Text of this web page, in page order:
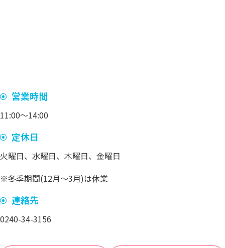
営業時間
11:00～14:00
定休日
火曜日、水曜日、木曜日、金曜日
※冬季期間(12月〜3月)は休業
連絡先
0240-34-3156